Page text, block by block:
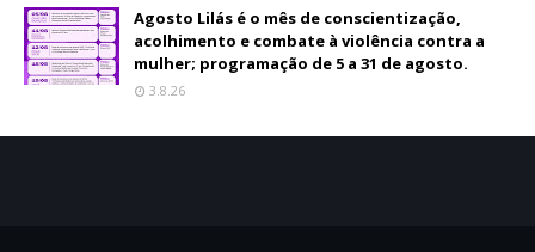
Agosto Lilás é o mês de conscientização,
acolhimento e combate à violência contra a
mulher; programação de 5 a 31 de agosto.
3.8.26